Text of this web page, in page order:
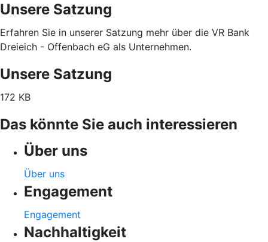
Unsere Satzung
Erfahren Sie in unserer Satzung mehr über die VR Bank
Dreieich - Offenbach eG als Unternehmen.
Unsere Satzung
172 KB
Das könnte Sie auch interessieren
Über uns
Über uns
Engagement
Engagement
Nachhaltigkeit